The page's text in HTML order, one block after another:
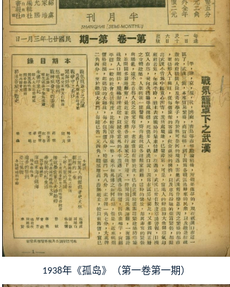
1938年《孤岛》（第一卷第一期）